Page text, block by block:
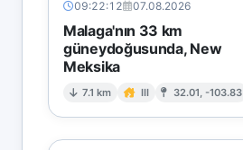
09:22:12 07.08.2026
Malaga'nın 33 km
güneydoğusunda, New
Meksika
7.1 km III 32.01, -103.83